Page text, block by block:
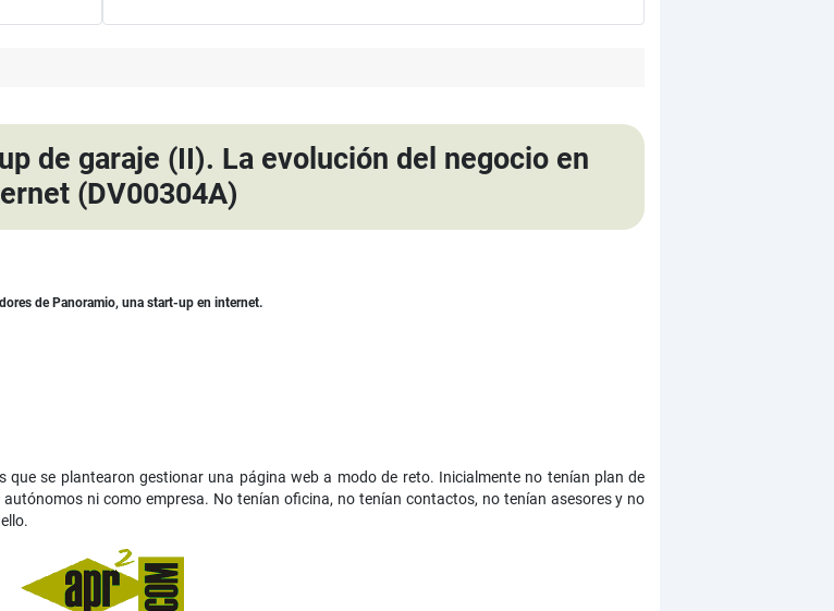
de garaje (II). La evolución del negocio en
(DV00304A)
de Panoramio, una start-up en internet.
se plantearon gestionar una página web a modo de reto. Inicialmente no tenían plan de
ni como empresa. No tenían oficina, no tenían contactos, no tenían asesores y no